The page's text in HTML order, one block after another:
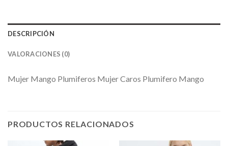
DESCRIPCIÓN
VALORACIONES (0)
Mujer Mango Plumiferos Mujer Caros Plumifero Mango
PRODUCTOS RELACIONADOS